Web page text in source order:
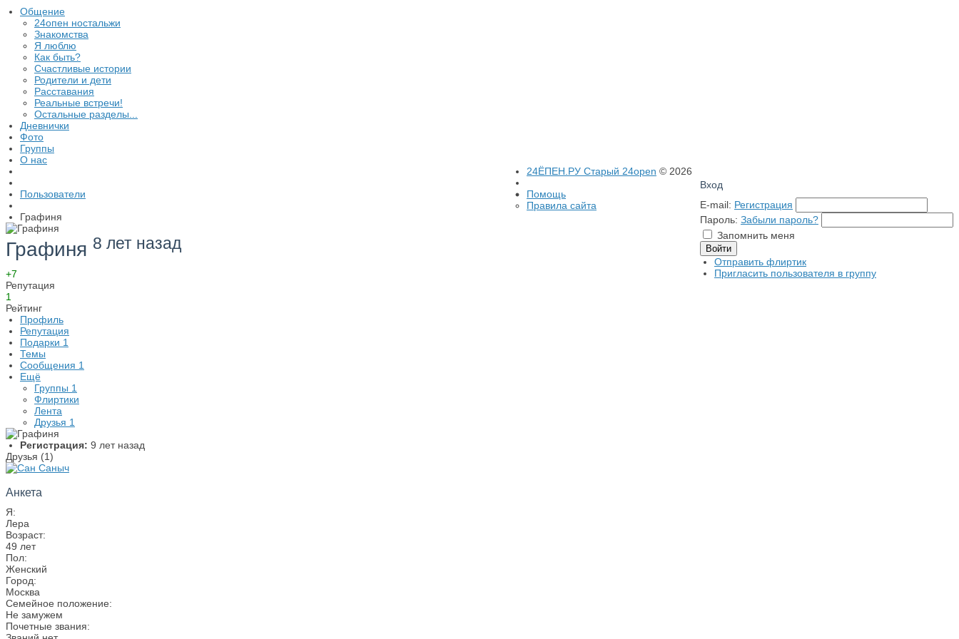
Общение
24опен ностальжи
Знакомства
Я люблю
Как быть?
Счастливые истории
Родители и дети
Расставания
Реальные встречи!
Остальные разделы...
Дневнички
Фото
Группы
О нас
Пользователи
Графиня
Графиня 8 лет назад
+7
Репутация
1
Рейтинг
Профиль
Репутация
Подарки 1
Темы
Сообщения 1
Ещё
Группы 1
Флиртики
Лента
Друзья 1
Регистрация: 9 лет назад
Друзья (1)
Анкета
Я:
Лера
Возраст:
49 лет
Пол:
Женский
Город:
Москва
Семейное положение:
Не замужем
Почетные звания:
Вход
E-mail: Регистрация
Пароль: Забыли пароль?
Запомнить меня
Отправить флиртик
Пригласить пользователя в группу
24ЁПЕН.РУ Старый 24open © 2026
Помощь
Правила сайта